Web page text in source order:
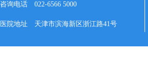
咨询电话 022-6566 5000
医院地址 天津市滨海新区浙江路41号